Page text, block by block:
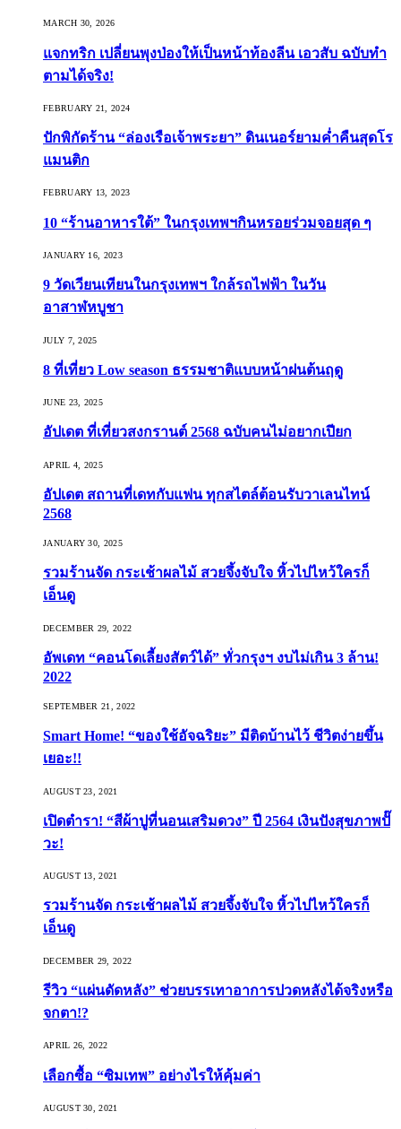
MARCH 30, 2026
แจกทริก เปลี่ยนพุงป่องให้เป็นหน้าท้องลีน เอวสับ ฉบับทำ
ตามได้จริง!
FEBRUARY 21, 2024
ปักพิกัดร้าน “ล่องเรือเจ้าพระยา” ดินเนอร์ยามค่ำคืนสุดโร
แมนติก
FEBRUARY 13, 2023
10 “ร้านอาหารใต้” ในกรุงเทพฯกินหรอยร่วมจอยสุด ๆ
JANUARY 16, 2023
9 วัดเวียนเทียนในกรุงเทพฯ ใกล้รถไฟฟ้า ในวัน
อาสาฬหบูชา
JULY 7, 2025
8 ที่เที่ยว Low season ธรรมชาติแบบหน้าฝนต้นฤดู️
JUNE 23, 2025
อัปเดต ที่เที่ยวสงกรานต์ 2568 ฉบับคนไม่อยากเปียก
APRIL 4, 2025
อัปเดต สถานที่เดทกับแฟน ทุกสไตล์ต้อนรับวาเลนไทน์
2568
JANUARY 30, 2025
รวมร้านจัด กระเช้าผลไม้ สวยจึ้งจับใจ หิ้วไปไหว้ใครก็
เอ็นดู
DECEMBER 29, 2022
อัพเดท “คอนโดเลี้ยงสัตว์ได้” ทั่วกรุงฯ งบไม่เกิน 3 ล้าน!
2022
SEPTEMBER 21, 2022
Smart Home! “ของใช้อัจฉริยะ” มีติดบ้านไว้ ชีวิตง่ายขึ้น
เยอะ!!
AUGUST 23, 2021
เปิดตำรา! “สีผ้าปูที่นอนเสริมดวง” ปี 2564 เงินปังสุขภาพปั๊
วะ!
AUGUST 13, 2021
รวมร้านจัด กระเช้าผลไม้ สวยจึ้งจับใจ หิ้วไปไหว้ใครก็
เอ็นดู
DECEMBER 29, 2022
รีวิว “แผ่นดัดหลัง” ช่วยบรรเทาอาการปวดหลังได้จริงหรือ
จกตา!?
APRIL 26, 2022
เลือกซื้อ “ซิมเทพ” อย่างไรให้คุ้มค่า
AUGUST 30, 2021